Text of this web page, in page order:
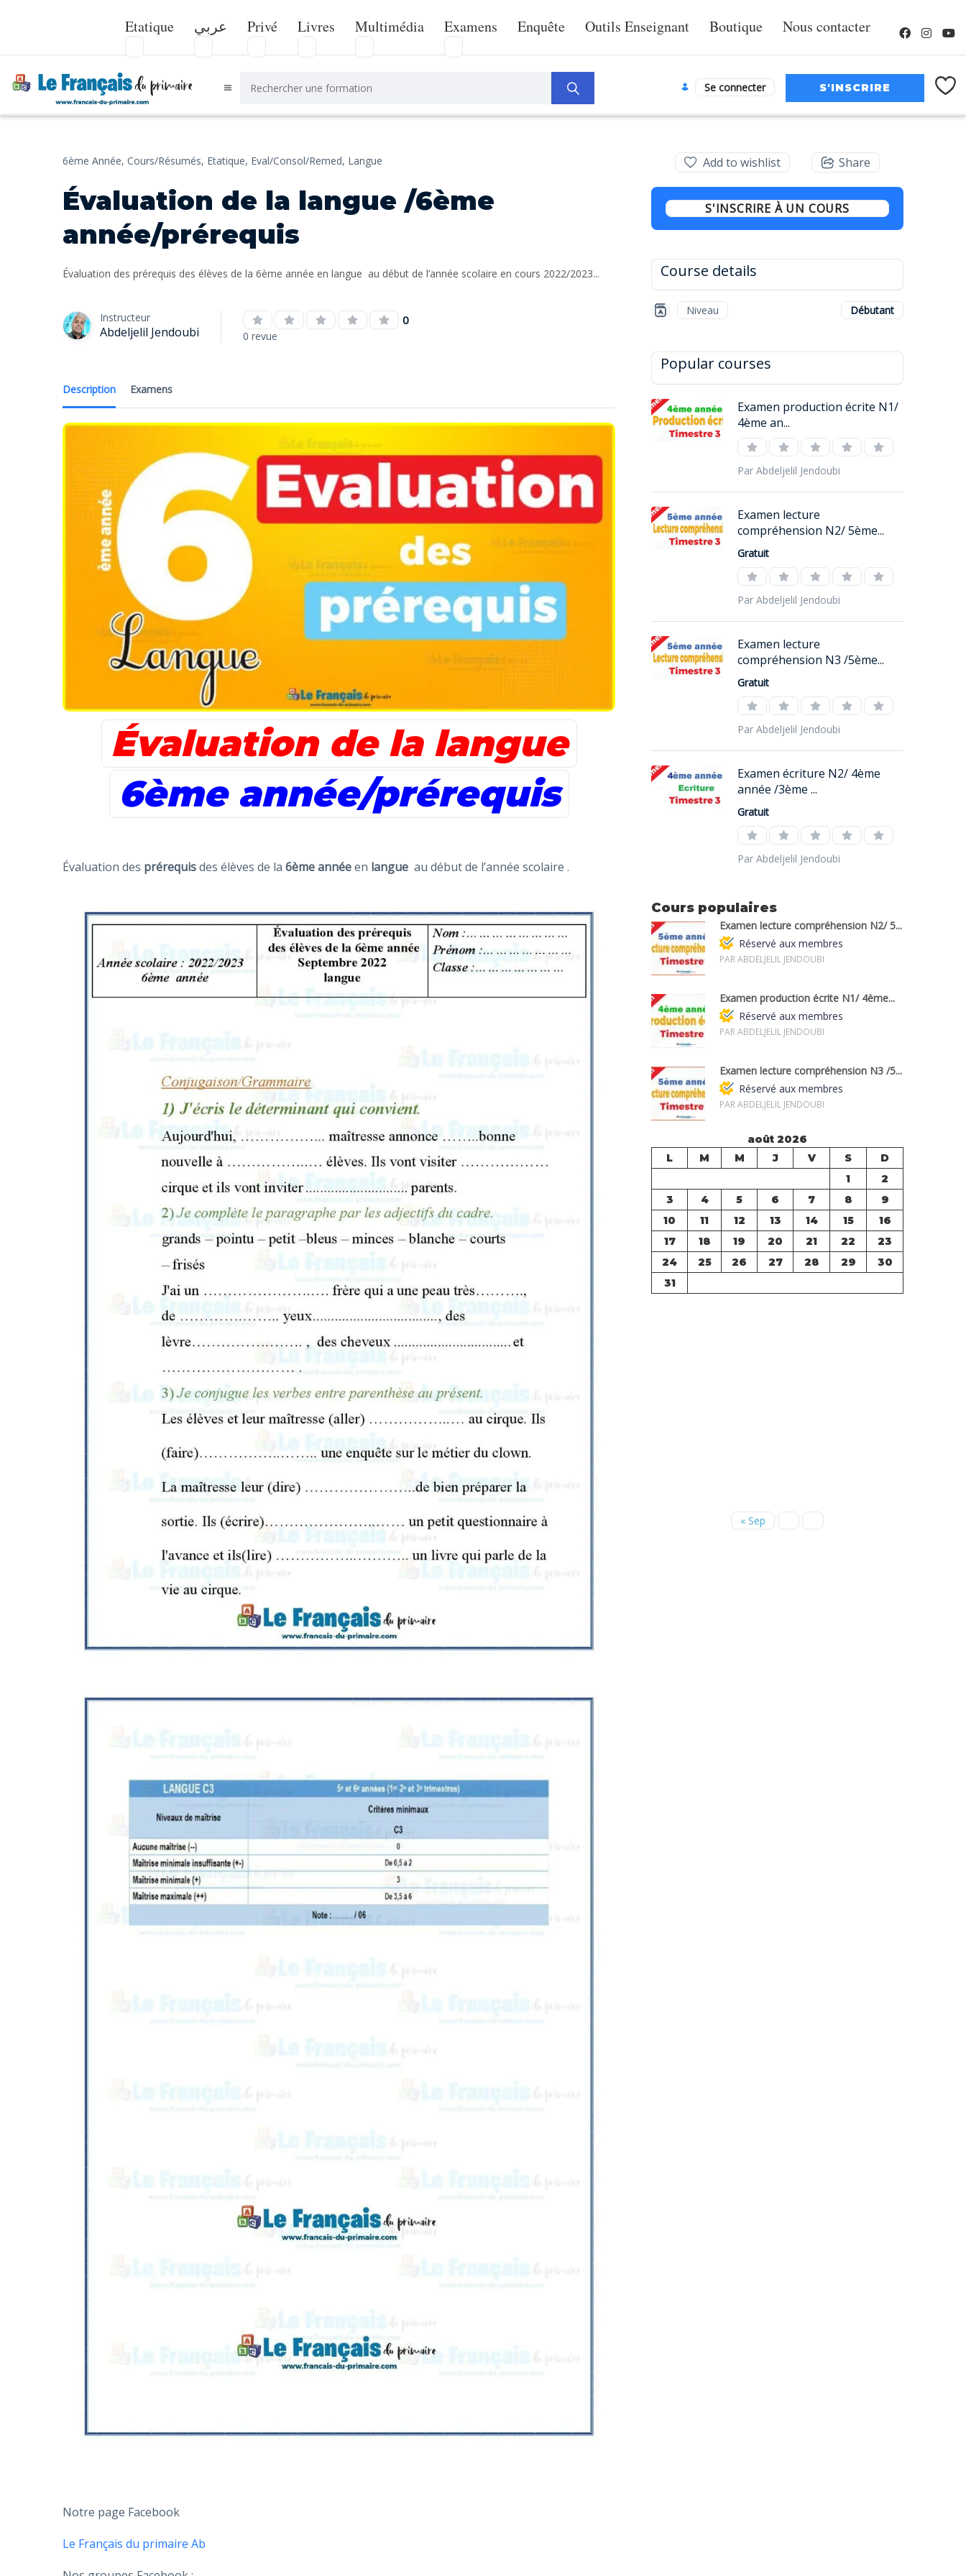
Etatique عربي Privé Livres Multimédia Examens Enquête Outils Enseignant Boutique Nous contacter
Se connecter
6ème Année, Cours/Résumés, Etatique, Eval/Consol/Remed, Langue
Évaluation de la langue /6ème
année/prérequis
Évaluation des prérequis des élèves de la 6ème année en langue au début de l’année scolaire en cours 2022/2023...
Instructeur
Abdeljelil Jendoubi
0
0 revue
Description Examens
Évaluation de la langue
6ème année/prérequis
Évaluation des prérequisdes élèves de la 6ème annéeen langue au début de l’année scolaire .
Notre page Facebook
Le Français du primaire Ab
Add to wishlist Share
S'INSCRIRE À UN COURS
Course details
Niveau Débutant
Popular courses
Examen production écrite N1/
4ème an...
Par Abdeljelil Jendoubi
Examen lecture
compréhension N2/ 5ème...
Gratuit
Par Abdeljelil Jendoubi
Examen lecture
compréhension N3 /5ème...
Gratuit
Par Abdeljelil Jendoubi
Examen écriture N2/ 4ème
année /3ème ...
Gratuit
Par Abdeljelil Jendoubi
Cours populaires
Examen lecture compréhension N2/ 5...
Réservé aux membres
PAR ABDELJELIL JENDOUBI
Examen production écrite N1/ 4ème...
Réservé aux membres
PAR ABDELJELIL JENDOUBI
Examen lecture compréhension N3 /5...
Réservé aux membres
PAR ABDELJELIL JENDOUBI
août 2026
L
M M J V S
D
1
2
3
4 5 6 7 8
9
10
11 12 13 14 15
16
17
18 19 20 21 22
23
24
25 26 27 28 29
30
31
« Sep